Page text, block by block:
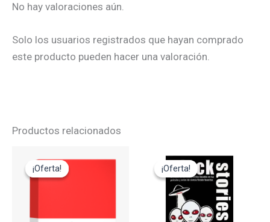
No hay valoraciones aún.
Solo los usuarios registrados que hayan comprado
este producto pueden hacer una valoración.
Productos relacionados
¡Oferta!
¡Oferta!
precio
original
precio
¡Oferta!
¡Oferta!
precio
original
era:
12,95€.
precio
actual
11,65€.